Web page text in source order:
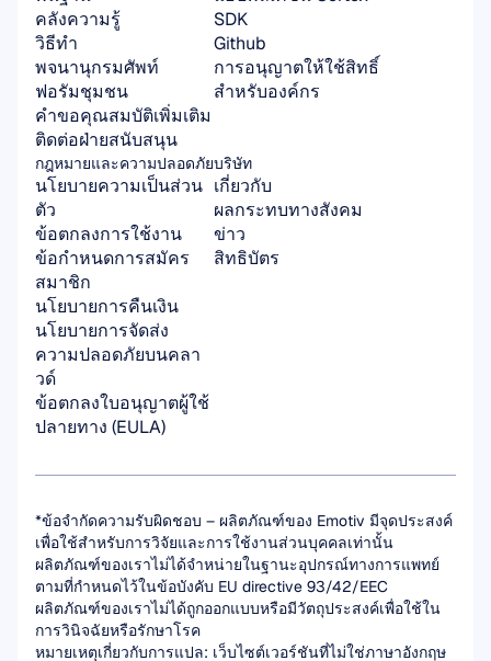
คลังความรู้
วิธีทำ
พจนานุกรมศัพท์
ฟอรัมชุมชน
คำขอคุณสมบัติเพิ่มเติม
ติดต่อฝ่ายสนับสนุน
SDK
Github
การอนุญาตให้ใช้สิทธิ์
สำหรับองค์กร
บริษัท
เกี่ยวกับ
ผลกระทบทางสังคม
ข่าว
สิทธิบัตร
กฎหมายและความปลอดภัย
นโยบายความเป็นส่วน
ตัว
ข้อตกลงการใช้งาน
ข้อกำหนดการสมัคร
สมาชิก
นโยบายการคืนเงิน
นโยบายการจัดส่ง
ความปลอดภัยบนคลา
วด์
ข้อตกลงใบอนุญาตผู้ใช้
ปลายทาง (EULA)
*ข้อจำกัดความรับผิดชอบ – ผลิตภัณฑ์ของ Emotiv มีจุดประสงค์
เพื่อใช้สำหรับการวิจัยและการใช้งานส่วนบุคคลเท่านั้น
ผลิตภัณฑ์ของเราไม่ได้จำหน่ายในฐานะอุปกรณ์ทางการแพทย์
ตามที่กำหนดไว้ในข้อบังคับ EU directive 93/42/EEC
ผลิตภัณฑ์ของเราไม่ได้ถูกออกแบบหรือมีวัตถุประสงค์เพื่อใช้ใน
การวินิจฉัยหรือรักษาโรค
หมายเหตุเกี่ยวกับการแปล: เว็บไซต์เวอร์ชันที่ไม่ใช่ภาษาอังกฤษ